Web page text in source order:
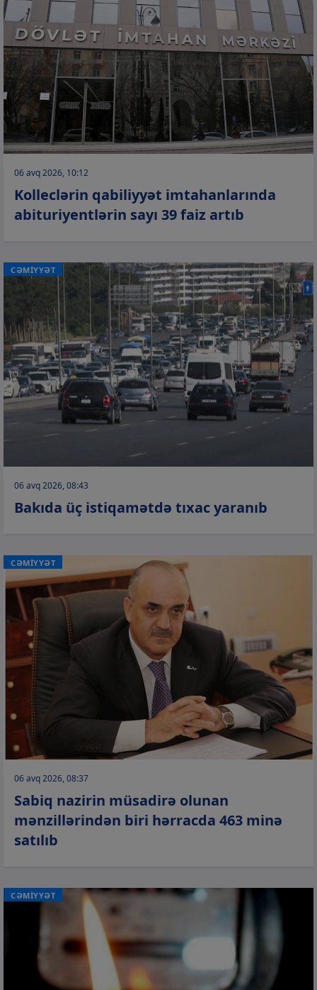
06 avq 2026, 10:12
Kolleclərin qabiliyyət imtahanlarında
abituriyentlərin sayı 39 faiz artıb
CƏMİYYƏT
06 avq 2026, 08:43
Bakıda üç istiqamətdə tıxac yaranıb
CƏMİYYƏT
06 avq 2026, 08:37
Sabiq nazirin müsadirə olunan
mənzillərindən biri hərracda 463 minə
satılıb
CƏMİYYƏT